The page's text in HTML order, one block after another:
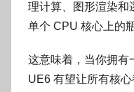
理计算、图形渲染和
单个 CPU 核心上的
这意味着，当你拥有
UE6 有望让所有核